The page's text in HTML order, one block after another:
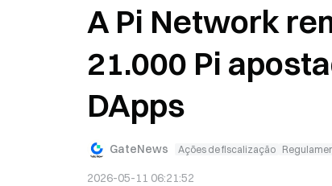
A Pi Network
21.000 Pi
DApps
GateNews Ações de fiscalização
2026-05-11 06:21:52